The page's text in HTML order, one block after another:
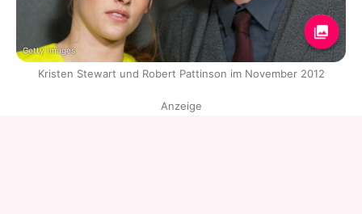
Getty Images
Kristen Stewart und Robert Pattinson im November 2012
Anzeige